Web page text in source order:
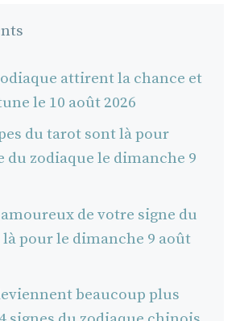
attirent la chance et
le 10 août 2026
du tarot sont là pour
du zodiaque le dimanche 9
de votre signe du
là pour le dimanche 9 août
beaucoup plus